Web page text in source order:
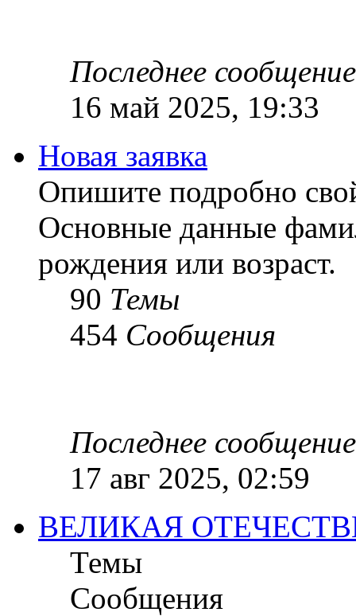
Последнее сообщение
16 май 2025, 19:33
Новая заявка
Опишите подробно
Основные данные
рождения или возраст.
90 Темы
454 Сообщения
Последнее сообщение
17 авг 2025, 02:59
ВЕЛИКАЯ
Темы
Сообщения